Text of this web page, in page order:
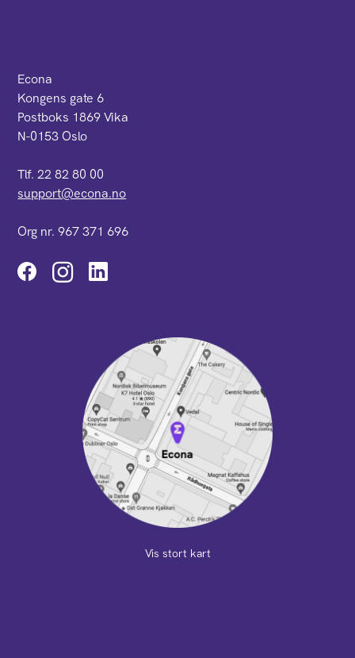
Econa
Kongens gate 6
Postboks 1869 Vika
N-0153 Oslo
Tlf. 22 82 80 00
support@econa.no
Org nr. 967 371 696
Instagram
Vis stort kart